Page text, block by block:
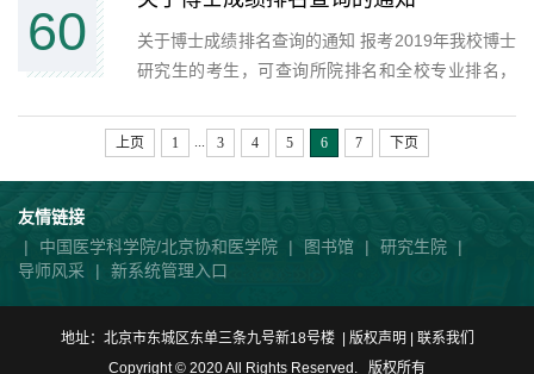
60
关于博士成绩排名查询的通知 报考2019年我校博士
研究生的考生，可查询所院排名和全校专业排名，
息查询。 北京协和医学院研究生招生办公室 2019
年4月12日
上页 1 3 4 5 6 7 下页
友情链接
|
中国医学科学院/北京协和医学院 | 图书馆 | 研究生院
|
导师风采
| 新系统管理入口
地址：北京市东城区东单三条九号新18号楼 | 版权声明 | 联系我们
Copyright © 2020 All Rights Reserved. 版权所有